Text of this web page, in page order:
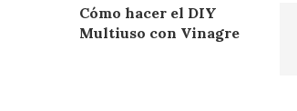
Cómo hacer el DIY
Multiuso con Vinagre